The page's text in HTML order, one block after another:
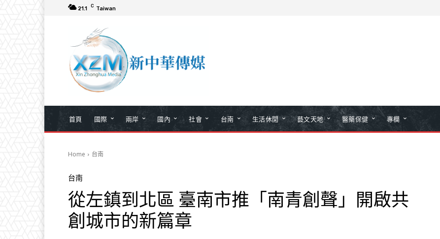
21.1 C Taiwan
首頁 國際 兩岸 國內 社會 台南 生活休閒 藝文天地 醫藥保健 專欄
Home 台南
台南
從左鎮到北區 臺南市推「南青創聲」開啟共
創城市的新篇章